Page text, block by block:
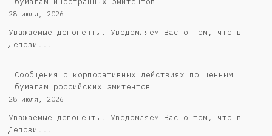
28 июля, 2026
Уважаемые депоненты! Уведомляем Вас о том, что в
Депози...
Cообщения о корпоративных действиях по ценным
бумагам российских эмитентов
28 июля, 2026
Уважаемые депоненты! Уведомляем Вас о том, что в
Депози...